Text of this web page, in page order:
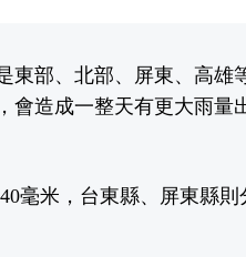
東部、北部、屏東、高雄
會造成一整天有更大雨量
毫米，台東縣、屏東縣則